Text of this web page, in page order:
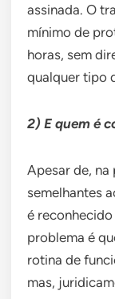
assinada. O
mínimo de
horas, sem
qualquer tipo
2) E quem é
Apesar de,
semelhantes
é
problema é
rotina de
mas,